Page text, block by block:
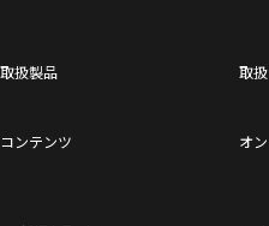
取扱製品 取
コンテンツ オ